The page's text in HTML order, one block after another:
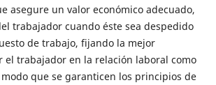
asegure un valor económico adecuado,
trabajador cuando éste sea despedido
de trabajo, fijando la mejor
trabajador en la relación laboral como
que se garanticen los principios de